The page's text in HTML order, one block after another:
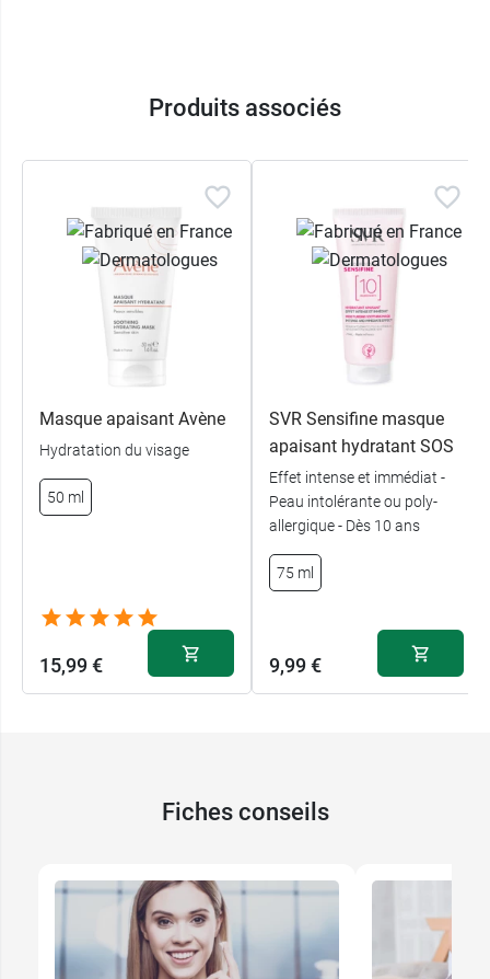
tiraillements.Produits associés
Masque apaisant Avène
Hydratation du visage
50 ml
15,99 €
SVR Sensifine masque
apaisant hydratant SOS
Effet intense et immédiat -
Peau intolérante ou poly-
allergique - Dès 10 ans
75 ml
9,99 €
Fiches conseils